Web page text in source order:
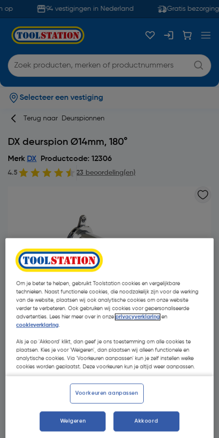
94 vestigingen in Nederland Gratis bezorging
Selecteer een vestiging
Terug naar Deurspionnen
DX deurspion Ø14mm, 180°
Merk DX Productcode: 12306
4.5 23 beoordeling(en)
€ 8,79| Excl. btw € 7,26
Kies productvariant(1)
Om je beter te helpen, gebruikt Toolstation cookies en vergelijkbare
technieken. Naast functionele cookies, die noodzakelijk zijn voor de werking
van de website, plaatsen wij ook analytische cookies om onze website
verder te verbeteren. Ook gebruiken wij cookies voor gepersonaliseerde
advertenties. Lees hier meer over in onzeprivacyverklaring en
cookieverklaring.
Als je op 'Akkoord' klikt, dan geef je ons toestemming om alle cookies te
plaatsen. Kies je voor 'Weigeren', dan plaatsen wij alleen functionele en
analytische cookies. Via 'Voorkeuren aanpassen' kun je zelf instellen welke
cookies worden geplaatst. Deze voorkeuren kun je altijd weer aanpassen.
Voorkeuren aanpassen
Weigeren Akkoord